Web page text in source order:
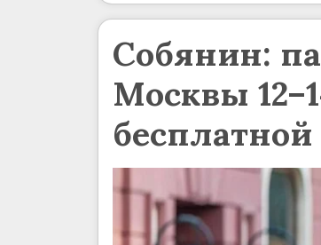
Собянин:
Москвы
бесплатной